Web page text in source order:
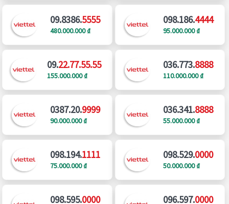
09.8386.5555
480.000.000 ₫
098.186.4444
95.000.000 ₫
09.22.77.55.55
155.000.000 ₫
036.773.8888
110.000.000 ₫
0387.20.9999
90.000.000 ₫
036.341.8888
55.000.000 ₫
098.194.1111
75.000.000 ₫
098.529.0000
50.000.000 ₫
098.595.0000 096.597.0000